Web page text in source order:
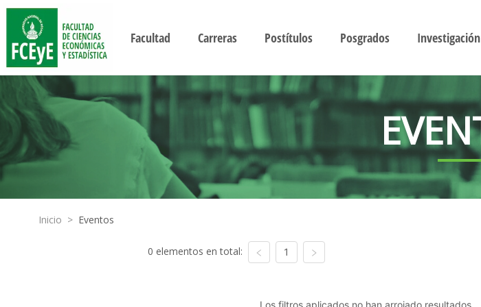
Facultad Carreras Postítulos Posgrados Investigación
Inicio > Eventos
0 elementos en total: 1
Los filtros aplicados no han arrojado resultados